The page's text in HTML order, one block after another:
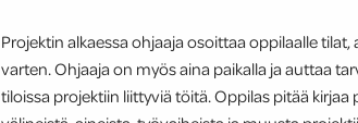
Projektin alkaessa ohjaaja osoittaa oppilaalle
varten. Ohjaaja on myös aina paikalla ja auttaa
tiloissa projektiin liittyviä töitä. Oppilas pitää